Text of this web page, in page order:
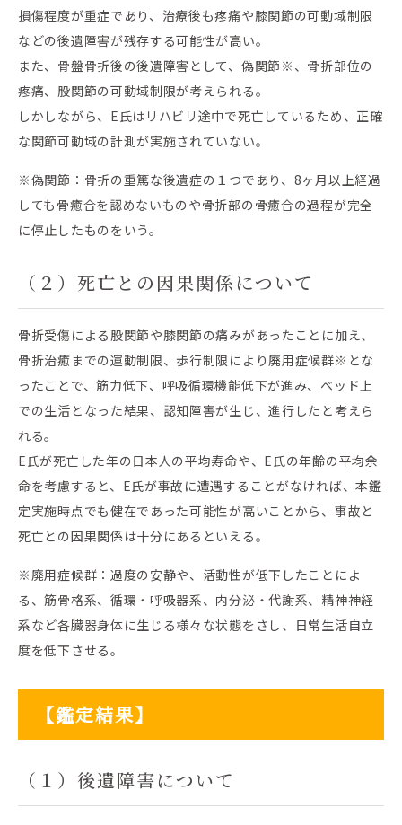
損傷程度が重症であり、治療後も疼痛や膝関節の可動域制限
などの後遺障害が残存する可能性が高い。
また、骨盤骨折後の後遺障害として、偽関節※、骨折部位の
疼痛、股関節の可動域制限が考えられる。
しかしながら、E氏はリハビリ途中で死亡しているため、正確
な関節可動域の計測が実施されていない。
※偽関節：骨折の重篤な後遺症の１つであり、8ヶ月以上経過
しても骨癒合を認めないものや骨折部の骨癒合の過程が完全
に停止したものをいう。
（２）死亡との因果関係について
骨折受傷による股関節や膝関節の痛みがあったことに加え、
骨折治癒までの運動制限、歩行制限により廃用症候群※とな
ったことで、筋力低下、呼吸循環機能低下が進み、ベッド上
での生活となった結果、認知障害が生じ、進行したと考えら
れる。
E氏が死亡した年の日本人の平均寿命や、E氏の年齢の平均余
命を考慮すると、E氏が事故に遭遇することがなければ、本鑑
定実施時点でも健在であった可能性が高いことから、事故と
死亡との因果関係は十分にあるといえる。
※廃用症候群：過度の安静や、活動性が低下したことによ
る、筋骨格系、循環・呼吸器系、内分泌・代謝系、精神神経
系など各臓器身体に生じる様々な状態をさし、日常生活自立
度を低下させる。
【鑑定結果】
（１）後遺障害について